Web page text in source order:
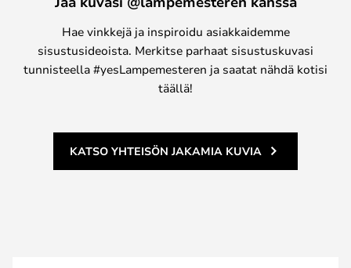
Hae vinkkejä ja inspiroidu asiakkaidemme
sisustusideoista. Merkitse parhaat sisustuskuvasi
tunnisteella #yesLampemesteren ja saatat nähdä kotisi
täällä!
KATSO YHTEISÖN JAKAMIA KUVIA